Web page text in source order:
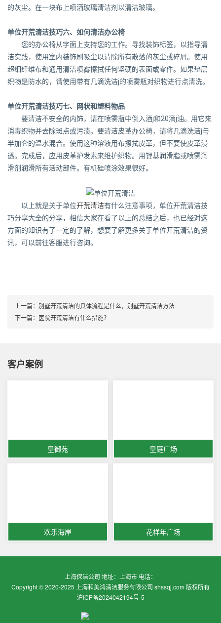
的灰尘。在一块布上喷洒玻璃清洁剂以清洁玻璃。
单位开荒清洁技巧六、如何清洁办公椅
您的办公椅从字面上支持您的工作。寻找装饰标签，以指导清
洁实践，使用室内装饰刷吸尘以清除所有散落的灰尘或碎屑。使用
超细纤维布和通用清洁喷雾擦拭任何坚硬的表面或零件。如果垫层
织物是防水的，请使用带有几滴洗洁j的喷雾瓶对织物进行点清洗。
单位开荒清洁技巧七、网状和塑料物品
要清洁不安全的内饰，请在喷雾瓶中倒入酒j和20滴j油。用它来
消毒织物并去除斑点或污渍。要清洁皮革办公椅，请将几滴洗洁j与
半加仑的温水混合。使用这种溶液用布擦拭皮革，但不要使皮革浸
透。完成后，应用皮革护发素来维护织物。用锂基润滑脂或喷雾润
滑剂润滑所有活动部件。有机硅喷涂效果很好。
以上就是关于单位开荒清洁有什么注意事项，单位开荒清洁技
巧分享大全的分享，相信大家在看了以上的总结之后，也已经对这
方面的知识有了一定的了解，想要了解更多关于单位开荒清洁的资
讯，可以前往客服进行咨询。
上一篇： 别墅开荒清洁的具体流程是什么，别墅开荒清洁方法
下一篇： 医院开荒清洁有什么措施？
客户案例
皇御苑 皇庭广场
欢乐海岸 花样年广场
上海保洁公司 地址：上海市 电话：
Copyright © 2020-2025 上海和美鸿清洁服务有限公司 shssqj.com 版权所有
沪ICP备2024042194号-5